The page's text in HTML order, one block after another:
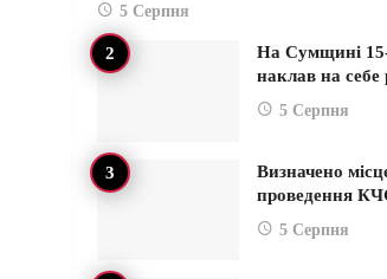
5 Серпня
На Сумщині
наклав на
5 Серпня
Визначено
проведення
5 Серпня